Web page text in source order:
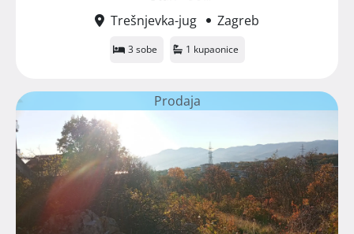
Trešnjevka-jug
Zagreb
3 sobe 1 kupaonice
Prodaja